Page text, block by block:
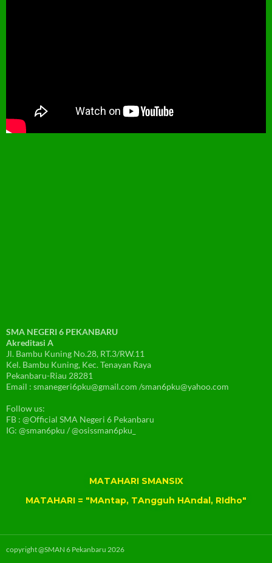
SMA NEGERI 6 PEKANBARU
Akreditasi A
Jl. Bambu Kuning No.28, RT.3/RW.11
Kel. Bambu Kuning, Kec. Tenayan Raya
Pekanbaru-Riau 28281
Email : smanegeri6pku@gmail.com /sman6pku@yahoo.com
Follow us:
FB : @Official SMA Negeri 6 Pekanbaru
IG: @sman6pku / @osissman6pku_
MATAHARI SMANSIX
MATAHARI = "MAntap, TAngguh HAndal, RIdho"
copyright @SMAN 6 Pekanbaru 2026